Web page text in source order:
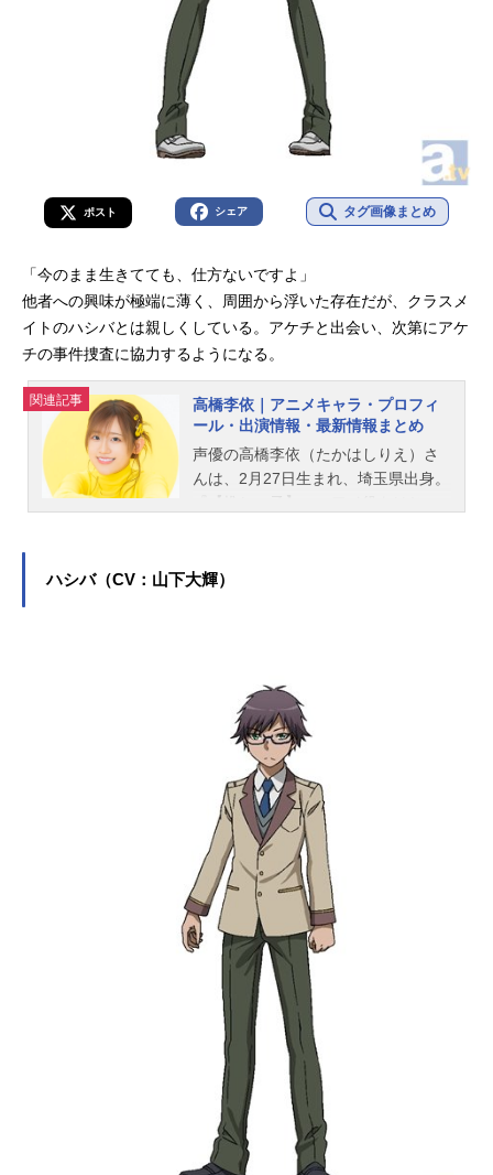
ポスト シェア タグ画像まとめ
「今のまま生きてても、仕方ないですよ」
他者への興味が極端に薄く、周囲から浮いた存在だが、クラスメ
イトのハシバとは親しくしている。アケチと出会い、次第にアケ
チの事件捜査に協力するようになる。
関連記事
高橋李依｜アニメキャラ・プロフィ
ール・出演情報・最新情報まとめ
声優の高橋李依（たかはしりえ）さ
んは、2月27日生まれ、埼玉県出身。
のキャラクターを多く演じていま
ハシバ（CV：山下大輝）